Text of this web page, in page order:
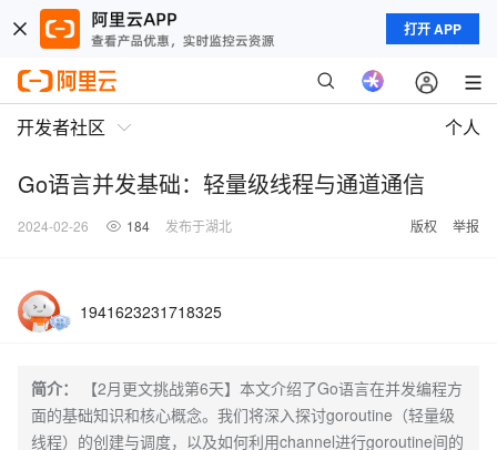
打开 APP
开发者社区 个人
Go语言并发基础：轻量级线程与通道通信
2024-02-26 184 发布于湖北 版权 举报
1941623231718325
简介：
【2月更文挑战第6天】本文介绍了Go语言在并发编程方
面的基础知识和核心概念。我们将深入探讨goroutine（轻量级
线程）的创建与调度，以及如何利用channel进行goroutine间的